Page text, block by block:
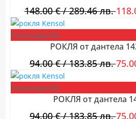
148.00€/ 289.46 лв.
Разпродажба!
РОКЛЯ от дантела
94.00€/ 183.85 лв.
Разпродажба!
РОКЛЯ от дантела
94.00€/ 183.85 лв.